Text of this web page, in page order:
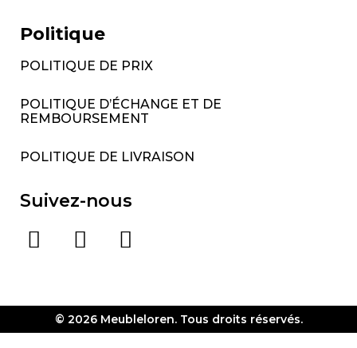
Politique
POLITIQUE DE PRIX
POLITIQUE D’ÉCHANGE ET DE
REMBOURSEMENT
POLITIQUE DE LIVRAISON
Suivez-nous
© 2026 Meubleloren. Tous droits réservés.